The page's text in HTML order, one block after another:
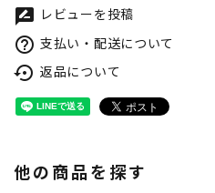
rate_review レビューを投稿
help_outline 支払い・配送について
settings_backup_restore 返品について
他の商品を探す